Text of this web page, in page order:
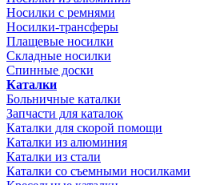
Носилки с ремнями
Носилки-трансферы
Плащевые носилки
Складные носилки
Спинные доски
Каталки
Больничные каталки
Запчасти для каталок
Каталки для скорой помощи
Каталки из алюминия
Каталки из стали
Каталки со съемными носилками